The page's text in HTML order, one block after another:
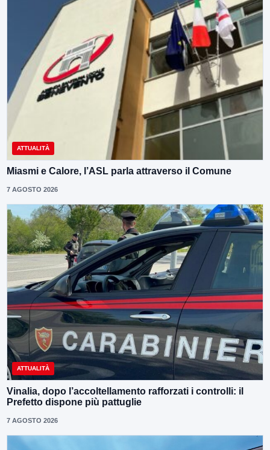
ATTUALITÀ
Miasmi e Calore, l’ASL parla attraverso il Comune
7 AGOSTO 2026
ATTUALITÀ
Vinalia, dopo l’accoltellamento rafforzati i controlli: il
Prefetto dispone più pattuglie
7 AGOSTO 2026